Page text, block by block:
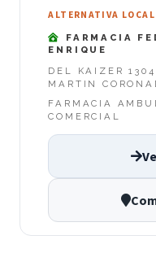
ALTERNATIVA LOCAL
FARMACIA
ENRIQUE
DEL KAIZER
MARTIN
FARMACIA
COMERCIAL